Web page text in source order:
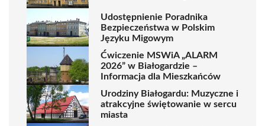
Udostępnienie Poradnika
Bezpieczeństwa w Polskim
Języku Migowym
Ćwiczenie MSWiA „ALARM
2026” w Białogardzie –
Informacja dla Mieszkańców
Urodziny Białogardu: Muzyczne i
atrakcyjne świętowanie w sercu
miasta